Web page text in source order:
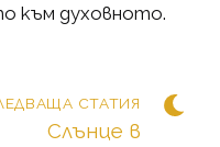
към духовното.
СТАТИЯ
Слънце в